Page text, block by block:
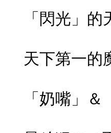
「閃光」的天
天下第一的魔
「奶嘴」＆